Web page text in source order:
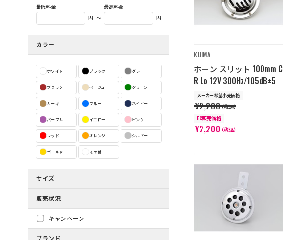
最低料金
円 ～
最高料金
円
カラー
ホワイト ブラック グレー
ブラウン ベージュ グリーン
カーキ ブルー ネイビー
パープル イエロー ピンク
レッド オレンジ シルバー
ゴールド その他
サイズ
販売状況
キャンペーン
ブランド
KIJIMA
ホーン スリット 100mm C
R Lo 12V 300Hz/105dB±5
メーカー希望小売価格
¥2,200（税込）
EC販売価格
¥2,200（税込）